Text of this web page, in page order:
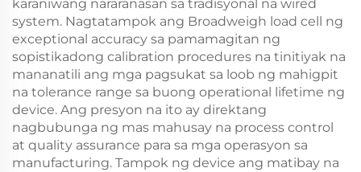
karaniwang nararanasan sa tradisyonal na wired
system. Nagtatampok ang Broadweigh load cell ng
exceptional accuracy sa pamamagitan ng
sopistikadong calibration procedures na tinitiyak na
mananatili ang mga pagsukat sa loob ng mahigpit
na tolerance range sa buong operational lifetime ng
device. Ang presyon na ito ay direktang
nagbubunga ng mas mahusay na process control
at quality assurance para sa mga operasyon sa
manufacturing. Tampok ng device ang matibay na